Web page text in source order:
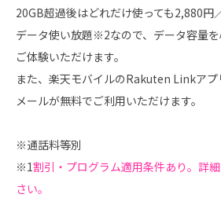
20GB超過後はどれだけ使っても2,880円
データ使い放題※2なので、データ容量
ご体験いただけます。
また、楽天モバイルのRakuten Linkアプ
メールが無料でご利用いただけます。
※通話料等別
※1割引・プログラム適用条件あり。詳
さい。